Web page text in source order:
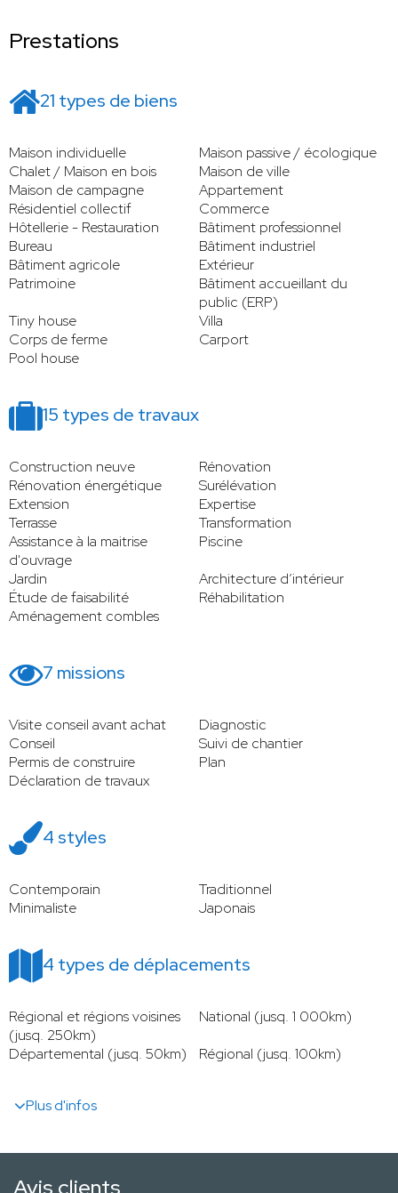
Prestations
21 types de biens
Maison individuelle
Maison passive / écologique
Chalet / Maison en bois
Maison de ville
Maison de campagne
Appartement
Résidentiel collectif
Commerce
Hôtellerie - Restauration
Bâtiment professionnel
Bureau
Bâtiment industriel
Bâtiment agricole
Extérieur
Patrimoine
Bâtiment accueillant du
public (ERP)
Tiny house
Villa
Corps de ferme
Carport
Pool house
15 types de travaux
Construction neuve
Rénovation
Rénovation énergétique
Surélévation
Extension
Expertise
Terrasse
Transformation
Assistance à la maitrise
d'ouvrage
Piscine
Jardin
Architecture d’intérieur
Étude de faisabilité
Réhabilitation
Aménagement combles
7 missions
Visite conseil avant achat
Diagnostic
Conseil
Suivi de chantier
Permis de construire
Plan
Déclaration de travaux
4 styles
Contemporain
Traditionnel
Minimaliste
Japonais
4 types de déplacements
Régional et régions voisines
(jusq. 250km)
National (jusq. 1 000km)
Départemental (jusq. 50km)
Régional (jusq. 100km)
Plus d'infos